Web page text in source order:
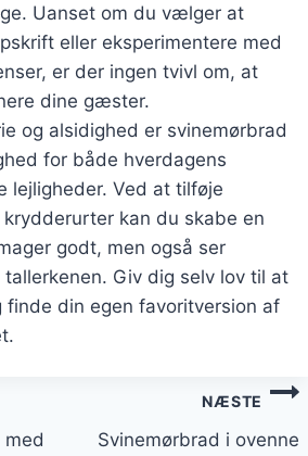
Uanset om du vælger at
eller eksperimentere med
er der ingen tvivl om, at
dine gæster.
og alsidighed er svinemørbrad
for både hverdagens
lejligheder. Ved at tilføje
kan du skabe en
godt, men også ser
Giv dig selv lov til at
finde din egen favoritversion af
med
NÆSTE
Svinemørbrad i ovenne